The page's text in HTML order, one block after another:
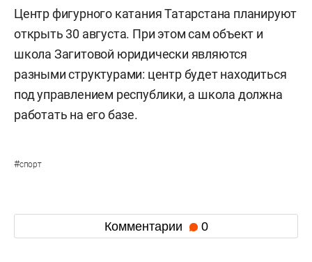
Центр фигурного катания Татарстана планируют
открыть 30 августа. При этом сам объект и
школа Загитовой юридически являются
разными структурами: центр будет находиться
под управлением республики, а школа должна
работать на его базе.
#спорт
Комментарии 0